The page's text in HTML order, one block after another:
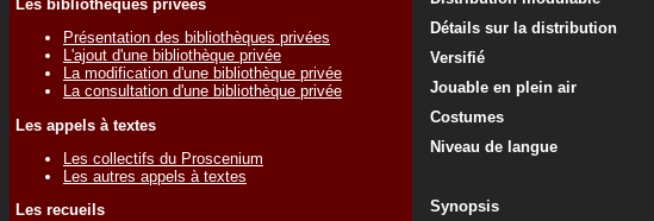
Les bibliothèques privées
Présentation des bibliothèques privées
L'ajout d'une bibliothèque privée
La modification d'une bibliothèque privée
La consultation d'une bibliothèque privée
Les appels à textes
Les collectifs du Proscenium
Les autres appels à textes
Les recueils
Détails sur la distribution
Versifié
Jouable en plein air
Costumes
Niveau de langue
Synopsis